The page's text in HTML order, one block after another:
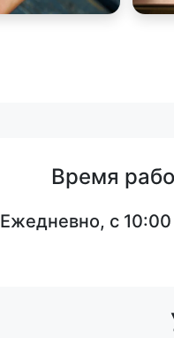
Время
Ежедневно, с